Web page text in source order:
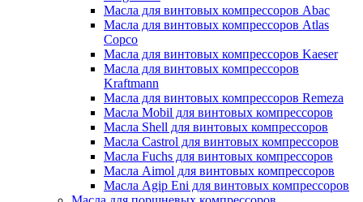
Масла для винтовых компрессоров Abac
Масла для винтовых компрессоров Atlas
Copco
Масла для винтовых компрессоров Kaeser
Масла для винтовых компрессоров
Kraftmann
Масла для винтовых компрессоров Remeza
Масла Mobil для винтовых компрессоров
Масла Shell для винтовых компрессоров
Масла Castrol для винтовых компрессоров
Масла Fuchs для винтовых компрессоров
Масла Aimol для винтовых компрессоров
Масла Agip Eni для винтовых компрессоров